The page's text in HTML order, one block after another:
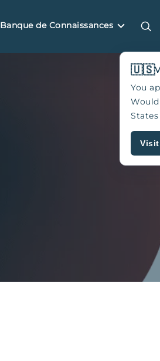
Banque de Connaissances
🇺🇸
You
States